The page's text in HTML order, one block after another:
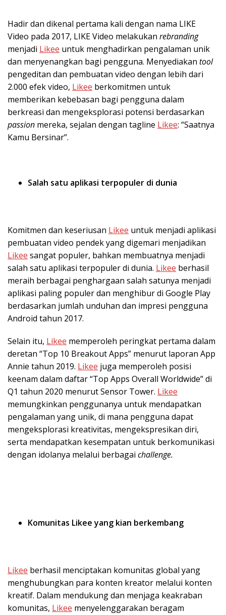
Hadir dan dikenal pertama kali dengan nama LIKE
Video pada 2017, LIKE Video melakukan rebranding
menjadi Likee untuk menghadirkan pengalaman unik
dan menyenangkan bagi pengguna. Menyediakan tool
pengeditan dan pembuatan video dengan lebih dari
2.000 efek video, Likee berkomitmen untuk
memberikan kebebasan bagi pengguna dalam
berkreasi dan mengeksplorasi potensi berdasarkan
passion mereka, sejalan dengan tagline Likee: “Saatnya
Kamu Bersinar”.
Salah satu aplikasi terpopuler di dunia
Komitmen dan keseriusan Likee untuk menjadi aplikasi
pembuatan video pendek yang digemari menjadikan
Likee sangat populer, bahkan membuatnya menjadi
salah satu aplikasi terpopuler di dunia. Likee berhasil
meraih berbagai penghargaan salah satunya menjadi
aplikasi paling populer dan menghibur di Google Play
berdasarkan jumlah unduhan dan impresi pengguna
Android tahun 2017.
Selain itu, Likee memperoleh peringkat pertama dalam
deretan “Top 10 Breakout Apps” menurut laporan App
Annie tahun 2019. Likee juga memperoleh posisi
keenam dalam daftar “Top Apps Overall Worldwide” di
Q1 tahun 2020 menurut Sensor Tower. Likee
memungkinkan penggunanya untuk mendapatkan
pengalaman yang unik, di mana pengguna dapat
mengeksplorasi kreativitas, mengekspresikan diri,
serta mendapatkan kesempatan untuk berkomunikasi
dengan idolanya melalui berbagai challenge.
Komunitas Likee yang kian berkembang
Likee berhasil menciptakan komunitas global yang
menghubungkan para konten kreator melalui konten
kreatif. Dalam mendukung dan menjaga keakraban
komunitas, Likee menyelenggarakan beragam